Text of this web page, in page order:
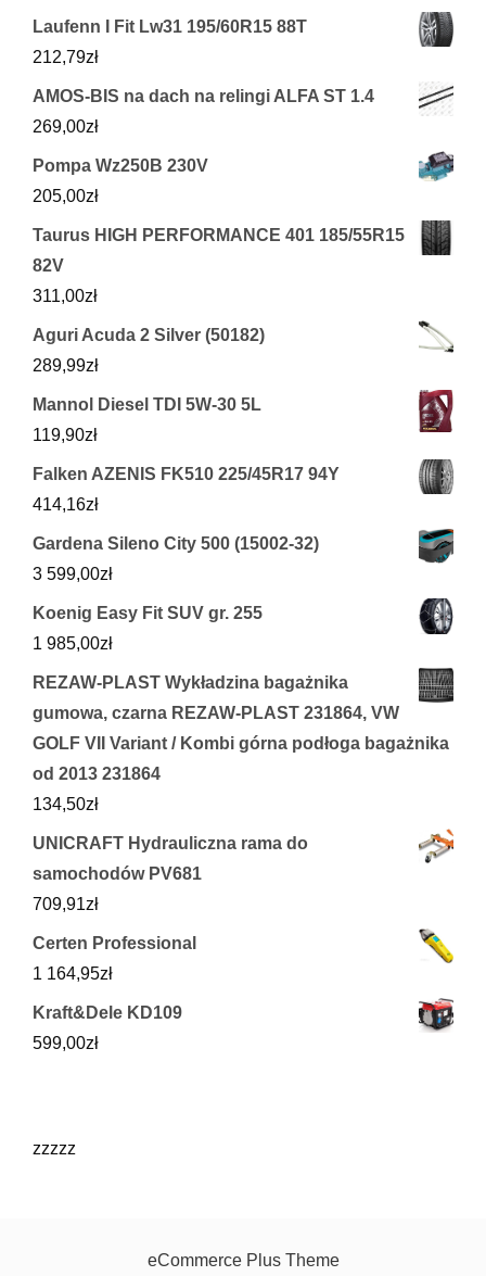
Laufenn I Fit Lw31 195/60R15 88T
212,79zł
AMOS-BIS na dach na relingi ALFA ST 1.4
269,00zł
Pompa Wz250B 230V
205,00zł
Taurus HIGH PERFORMANCE 401 185/55R15
82V
311,00zł
Aguri Acuda 2 Silver (50182)
289,99zł
Mannol Diesel TDI 5W-30 5L
119,90zł
Falken AZENIS FK510 225/45R17 94Y
414,16zł
Gardena Sileno City 500 (15002-32)
3 599,00zł
Koenig Easy Fit SUV gr. 255
1 985,00zł
REZAW-PLAST Wykładzina bagażnika
gumowa, czarna REZAW-PLAST 231864, VW
GOLF VII Variant / Kombi górna podłoga bagażnika
od 2013 231864
134,50zł
UNICRAFT Hydrauliczna rama do
samochodów PV681
709,91zł
Certen Professional
1 164,95zł
Kraft&Dele KD109
599,00zł
zzzzz
eCommerce Plus Theme